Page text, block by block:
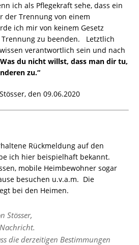
ich als Pflegekraft sehe, dass ein
der Trennung von einem
ich mir von keinem Gesetz
Trennung zu beenden. Letztlich
verantwortlich sein und nach
Was du nicht willst, dass man dir tu,
zu.“
den 09.06.2020
Rückmeldung auf den
ich hier beispielhaft bekannt.
mobile Heimbewohner sogar
besuchen u.v.a.m. Die
bei den Heimen.
Stösser,
die derzeitigen Bestimmungen